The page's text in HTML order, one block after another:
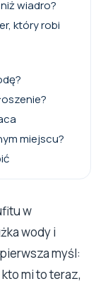
wiadro?
który robi
miejscu?
w
wody i
myśl:
mi to teraz,